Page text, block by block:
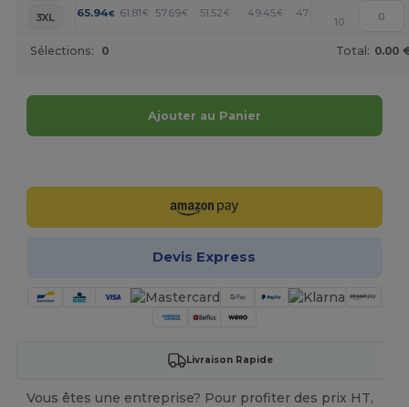
3XL
65.94€ 61.81€ 57.69€ 51.52€ 49.45€ 47.40
10
Sélections: 0 Total: 0.00
Ajouter au Panier
Devis Express
Livraison Rapide
Vous êtes une entreprise? Pour profiter des prix HT,